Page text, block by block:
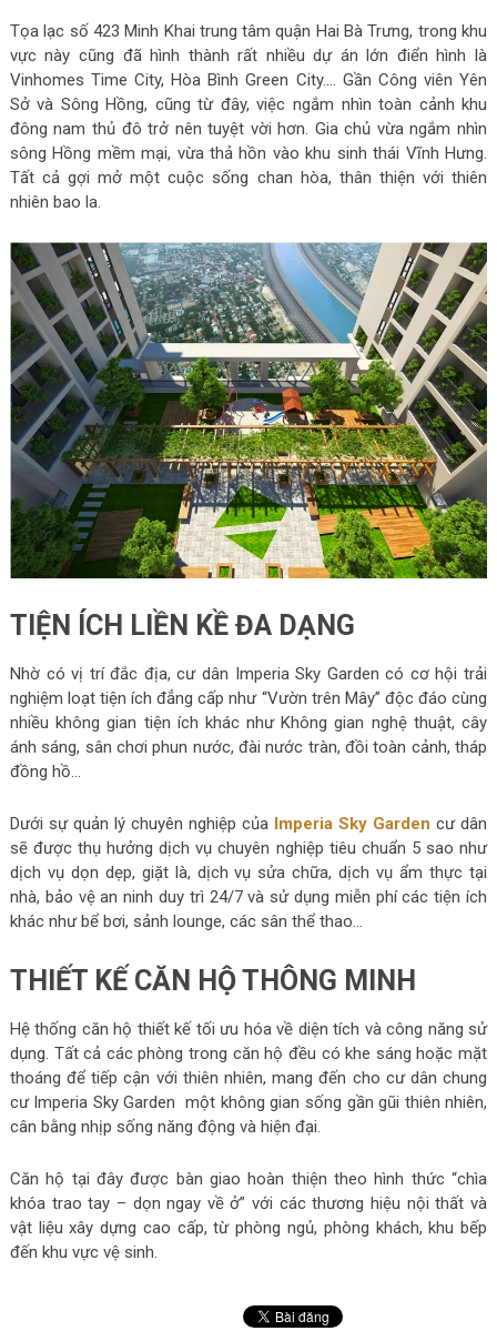
Tọa lạc số 423 Minh Khai trung tâm quận Hai Bà Trưng, trong khu
vực này cũng đã hình thành rất nhiều dự án lớn điển hình là
Vinhomes Time City, Hòa Bình Green City…. Gần Công viên Yên
Sở và Sông Hồng, cũng từ đây, việc ngắm nhìn toàn cảnh khu
đông nam thủ đô trở nên tuyệt vời hơn. Gia chủ vừa ngắm nhìn
sông Hồng mềm mại, vừa thả hồn vào khu sinh thái Vĩnh Hưng.
Tất cả gợi mở một cuộc sống chan hòa, thân thiện với thiên
nhiên bao la.
TIỆN ÍCH LIỀN KỀ ĐA DẠNG
Nhờ có vị trí đắc địa, cư dân Imperia Sky Garden có cơ hội trải
nghiệm loạt tiện ích đẳng cấp như “Vườn trên Mây” độc đáo cùng
nhiều không gian tiện ích khác như Không gian nghệ thuật, cây
ánh sáng, sân chơi phun nước, đài nước tràn, đồi toàn cảnh, tháp
đồng hồ…
Dưới sự quản lý chuyên nghiệp của Imperia Sky Garden cư dân
sẽ được thụ hưởng dịch vụ chuyên nghiệp tiêu chuẩn 5 sao như
dịch vụ dọn dẹp, giặt là, dịch vụ sửa chữa, dịch vụ ẩm thực tại
nhà, bảo vệ an ninh duy trì 24/7 và sử dụng miễn phí các tiện ích
khác như bể bơi, sảnh lounge, các sân thể thao…
THIẾT KẾ CĂN HỘ THÔNG MINH
Hệ thống căn hộ thiết kế tối ưu hóa về diện tích và công năng sử
dụng. Tất cả các phòng trong căn hộ đều có khe sáng hoặc mặt
thoáng để tiếp cận với thiên nhiên, mang đến cho cư dân chung
cư Imperia Sky Garden một không gian sống gần gũi thiên nhiên,
cân bằng nhịp sống năng động và hiện đại.
Căn hộ tại đây được bàn giao hoàn thiện theo hình thức “chìa
khóa trao tay – dọn ngay về ở” với các thương hiệu nội thất và
vật liệu xây dựng cao cấp, từ phòng ngủ, phòng khách, khu bếp
đến khu vực vệ sinh.